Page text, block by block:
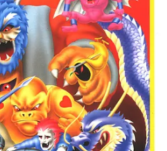
extrapolant à partir de ce
en termes de couleurs,
ce genre de choses. Mais
que chaque machine
techniques. (...)
mes propres jeux, mais
fois devenu adulte. J’ai
que le “monde des adultes”
être, et j’ai décidé de
et de mon temps libre